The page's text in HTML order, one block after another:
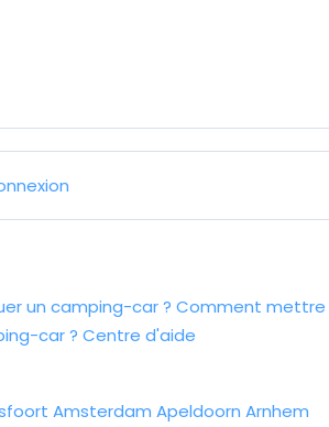
un camping-car ? Comment mettre
car ? Centre d'aide
Amsterdam Apeldoorn Arnhem